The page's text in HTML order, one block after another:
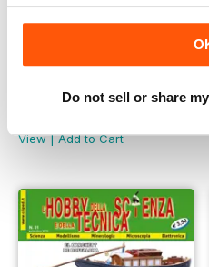
Do not sell or share
N. 33 Marzo 2014
View|Add to Cart